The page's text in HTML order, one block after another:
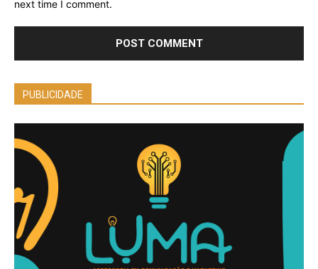
next time I comment.
PUBLICIDADE